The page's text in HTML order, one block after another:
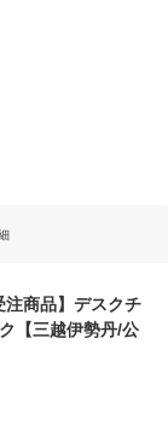
商品】デスクチ
【三越伊勢丹/公